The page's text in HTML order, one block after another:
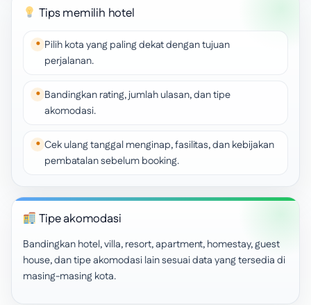
Tips memilih hotel
Pilih kota yang paling dekat dengan tujuan
perjalanan.
Bandingkan rating, jumlah ulasan, dan tipe
akomodasi.
Cek ulang tanggal menginap, fasilitas, dan kebijakan
pembatalan sebelum booking.
Tipe akomodasi
Bandingkan hotel, villa, resort, apartment, homestay, guest
house, dan tipe akomodasi lain sesuai data yang tersedia di
masing-masing kota.